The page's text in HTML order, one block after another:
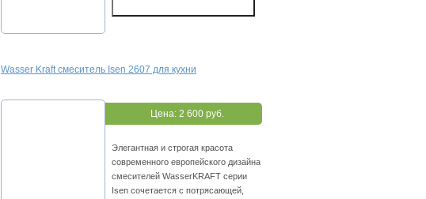
Wasser Kraft смеситель Isen 2607 для кухни
Цена: 2 600 руб.
Элегантная и строгая красота
современного европейского дизайна
смесителей WasserKRAFT серии
Isen сочетается с потрясающей,